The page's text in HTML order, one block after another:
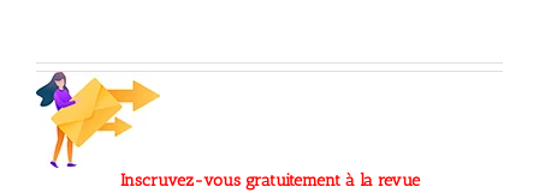
Inscruvez-vous gratuitement à la revue